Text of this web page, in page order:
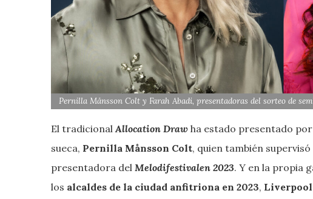
Pernilla Månsson Colt y Farah Abadi, presentadoras del sorteo de
El tradicional Allocation Draw ha estado presentado
sueca, Pernilla Månsson Colt, quien también
presentadora del Melodifestivalen 2023. Y en la propia
los alcaldes de la ciudad anfitriona en 2023,